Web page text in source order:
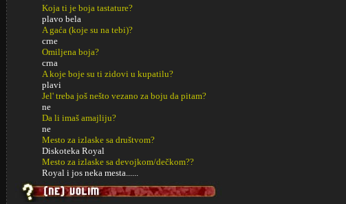
Koja ti je boja tastature?
plavo bela
A gaća (koje su na tebi)?
crne
Omiljena boja?
crna
A koje boje su ti zidovi u kupatilu?
plavi
Jel' treba još nešto vezano za boju da pitam?
ne
Da li imaš amajliju?
ne
Mesto za izlaske sa društvom?
Diskoteka Royal
Mesto za izlaske sa devojkom/dečkom??
Royal i jos neka mesta......